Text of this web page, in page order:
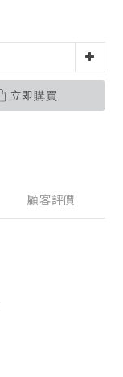
立即購買
顧客評價